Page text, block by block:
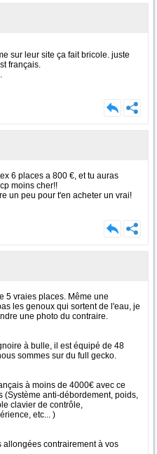
sur leur site ça fait bricole. juste
français.
6 places a 800 €, et tu auras
moins cher!!
un peu pour t'en acheter un vrai!
5 vraies places. Même une
les genoux qui sortent de l'eau, je
une photo du contraire.
à bulle, il est équipé de 48
sommes sur du full gecko.
à moins de 4000€ avec ce
(Système anti-débordement, poids,
clavier de contrôle,
etc... )
allongées contrairement à vos